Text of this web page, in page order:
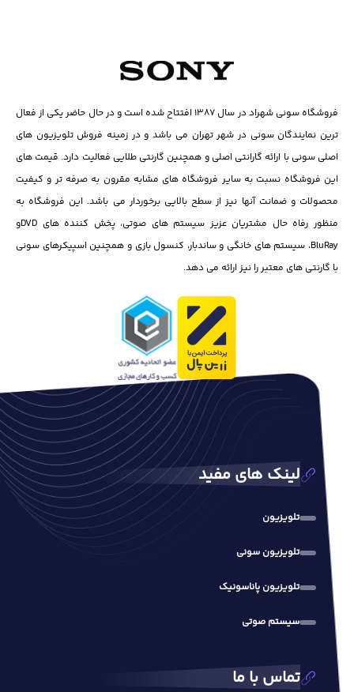
فروشگاه سونی شهراد در سال ۱۳۸۷ افتتاح شده است و در حال حاضر یکی از فعال
ترین نمایندگان سونی در شهر تهران می باشد و در زمینه فروش تلویزیون های
اصلی سونی با ارائه گارانتی اصلی و همچنین گارنتی طلایی فعالیت دارد. قیمت های
این فروشگاه نسبت به سایر فروشگاه های مشابه مقرون به صرفه تر و کیفیت
محصولات و ضمانت آنها نیز از سطح بالایی برخوردار می باشد. این فروشگاه به
منظور رفاه حال مشتریان عزیز سیستم های صوتی، پخش کننده های DVD‌و
BluRay، سیستم های خانگی و ساندبار، کنسول بازی و همچنین اسپیکرهای سونی
با گارنتی های معتبر را نیز ارائه می دهد.
لینک های مفید
تلویزیون
تلویزیون سونی
تلویزیون پاناسونیک
سیستم صوتی
تماس با ما